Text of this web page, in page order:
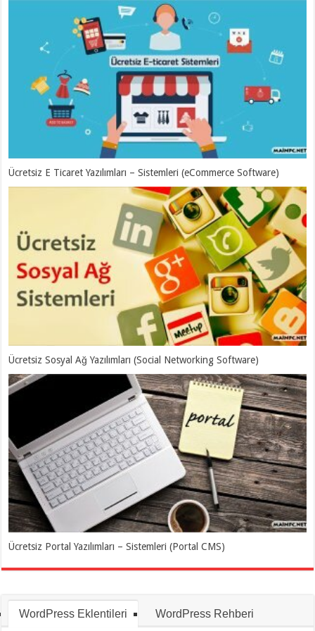
Ücretsiz E Ticaret Yazılımları – Sistemleri (eCommerce Software)
Ücretsiz Sosyal Ağ Yazılımları (Social Networking Software)
Ücretsiz Portal Yazılımları – Sistemleri (Portal CMS)
WordPress Eklentileri WordPress Rehberi